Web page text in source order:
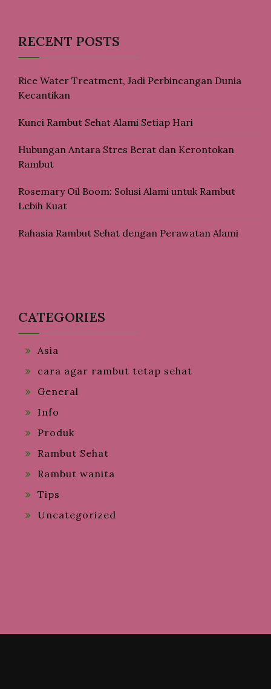
RECENT POSTS
Rice Water Treatment, Jadi Perbincangan Dunia
Kecantikan
Kunci Rambut Sehat Alami Setiap Hari
Hubungan Antara Stres Berat dan Kerontokan
Rambut
Rosemary Oil Boom: Solusi Alami untuk Rambut
Lebih Kuat
Rahasia Rambut Sehat dengan Perawatan Alami
CATEGORIES
Asia
cara agar rambut tetap sehat
General
Info
Produk
Rambut Sehat
Rambut wanita
Tips
Uncategorized